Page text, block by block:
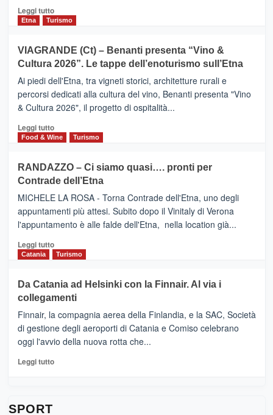
dati
di
Anche
la
Alcantara
nei
primi
nella
classifica
Leggi tuttoLeggi
di
IL
SAN
DOMENICO
PALACE
TAORMINA,
UN
HOTEL
FOUR
IL
NUOVO
SUMMER
CLUB
Etna Turismo
VIAGRANDE (Ct) – Benanti presenta “Vino &
Cultura 2026”. Le tappe dell’enoturismo sull’Etna
Ai piedi dell'Etna, tra vigneti storici, architetture rurali e
percorsi dedicati alla cultura del vino, Benanti presenta "Vino
& Cultura 2026", il progetto di ospitalità...
Leggi tuttoLeggi
di
VIAGRANDE
(Ct)
–
Benanti
presenta
“Vino
&
Cultura
tappe
dell’enoturismo
Food & Wine Turismo
RANDAZZO – Ci siamo quasi…. pronti per
Contrade dell’Etna
MICHELE LA ROSA - Torna Contrade dell'Etna, uno degli
appuntamenti più attesi. Subito dopo il Vinitaly di Verona
l'appuntamento è alle falde dell'Etna, nella location già...
Leggi tuttoLeggi
di
RANDAZZO
–
Ci
siamo
quasi….
pronti
per
Catania Turismo
Da Catania ad Helsinki con la Finnair. Al via i
collegamenti
Finnair, la compagnia aerea della Finlandia, e la SAC, Società
di gestione degli aeroporti di Catania e Comiso celebrano
oggi l'avvio della nuova rotta che...
Leggi tuttoLeggi
SPORT